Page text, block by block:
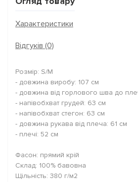
Характеристики
Відгуків (0)
Розмір: S/M
- довжина виробу: 107 см
- довжина від горлового шва до
- напівобхват грудей: 63 см
- напівобхват стегон: 63 см
- довжина рукава від плеча: 61 см
- плечі: 52 см
Фасон: прямий крій
Склад: 100% бавовна
Щільність: 380 г/м2